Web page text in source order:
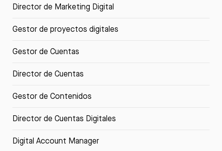
Director de Marketing Digital
Gestor de proyectos digitales
Gestor de Cuentas
Director de Cuentas
Gestor de Contenidos
Director de Cuentas Digitales
Digital Account Manager